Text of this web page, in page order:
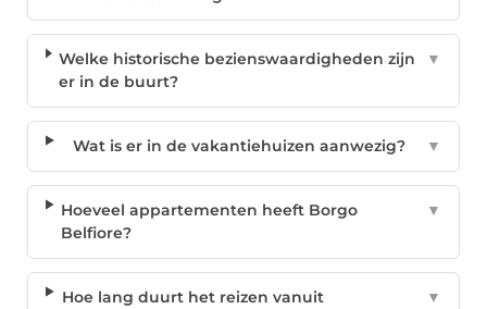
Welke historische bezienswaardigheden zijn
er in de buurt?
▼
Wat is er in de vakantiehuizen aanwezig? ▼
Hoeveel appartementen heeft Borgo
Belfiore?
▼
Hoe lang duurt het reizen vanuit
▼